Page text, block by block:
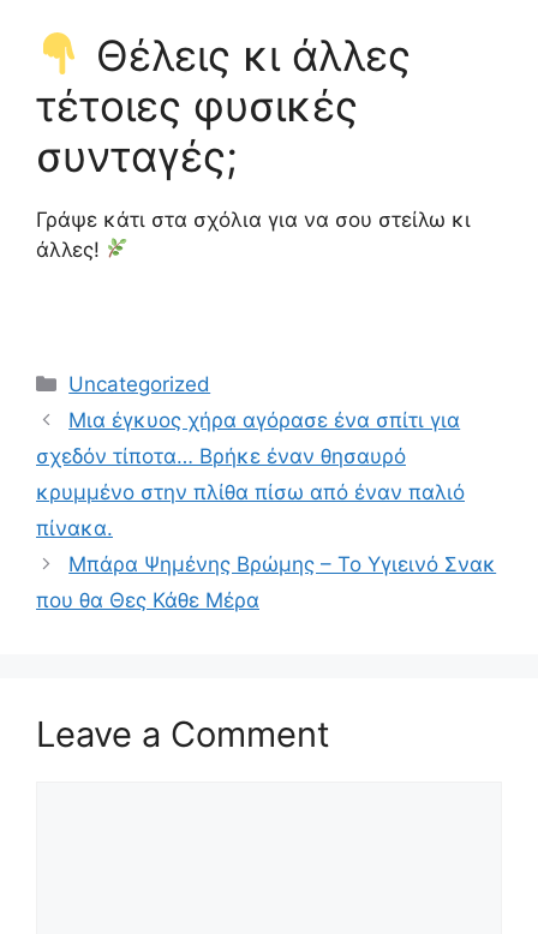
Θέλεις κι άλλες
τέτοιες φυσικές
συνταγές;
Γράψε κάτι στα σχόλια για να σου στείλω κι
άλλες!
Categories
Uncategorized
Μια έγκυος χήρα αγόρασε ένα σπίτι για
σχεδόν τίποτα… Βρήκε έναν θησαυρό
κρυμμένο στην πλίθα πίσω από έναν παλιό
πίνακα.
Μπάρα Ψημένης Βρώμης – Το Υγιεινό Σνακ
που θα Θες Κάθε Μέρα
Leave a Comment